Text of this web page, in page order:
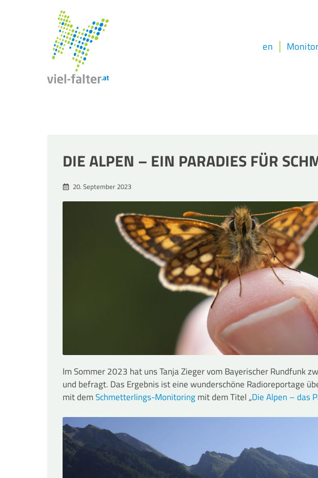
en
DIE ALPEN – EIN PARADIES FÜR
20. September 2023
Im Sommer 2023 hat uns Tanja Zieger vom Bayerischer Rundfunk
und befragt. Das Ergebnis ist eine wunderschöne Radioreportage
mit demSchmetterlings-Monitoringmit dem Titel „Die Alpen – das